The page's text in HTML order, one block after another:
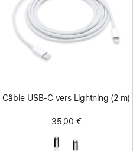
Câble USB-C vers Lightning (2 m)
35,00 €